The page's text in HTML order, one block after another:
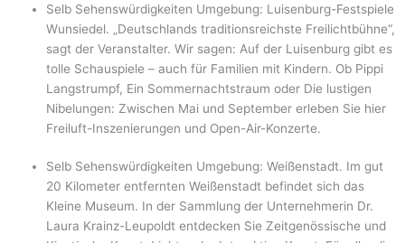
Selb Sehenswürdigkeiten Umgebung: Luisenburg-Festspiele
Wunsiedel. „Deutschlands traditionsreichste Freilichtbühne“,
sagt der Veranstalter. Wir sagen: Auf der Luisenburg gibt es
tolle Schauspiele – auch für Familien mit Kindern. Ob Pippi
Langstrumpf, Ein Sommernachtstraum oder Die lustigen
Nibelungen: Zwischen Mai und September erleben Sie hier
Freiluft-Inszenierungen und Open-Air-Konzerte.
Selb Sehenswürdigkeiten Umgebung: Weißenstadt. Im gut
20 Kilometer entfernten Weißenstadt befindet sich das
Kleine Museum. In der Sammlung der Unternehmerin Dr.
Laura Krainz-Leupoldt entdecken Sie Zeitgenössische und